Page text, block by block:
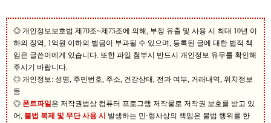
◎ 개인정보보호법 제70조~제75조에 의해, 부정 유출 및 사용 시 최대 10년 이
하의 징역, 1억원 이하의 벌금이 부과될 수 있으며, 등록된 글에 대한 법적 책
임은 글쓴이에게 있습니다. 또한 파일 첨부시 반드시 개인정보 유무를 확인해
주시기 바랍니다.
◎ 개인정보: 성명, 주민번호, 주소, 건강상태, 전과 여부, 거래내역, 위치정보
등
◎ 폰트파일은 저작권법상 컴퓨터 프로그램 저작물로 저작권 보호를 받고 있
어, 불법 복제 및 무단 사용 시 발생하는 민·형사상의 책임은 불법 행위를 한